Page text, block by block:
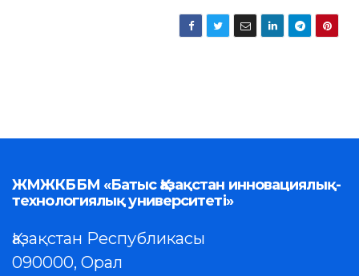
ЖМЖКББМ «Батыс Қазақстан инновациялық-
технологиялық университеті»
Қазақстан Республикасы
090000, Орал